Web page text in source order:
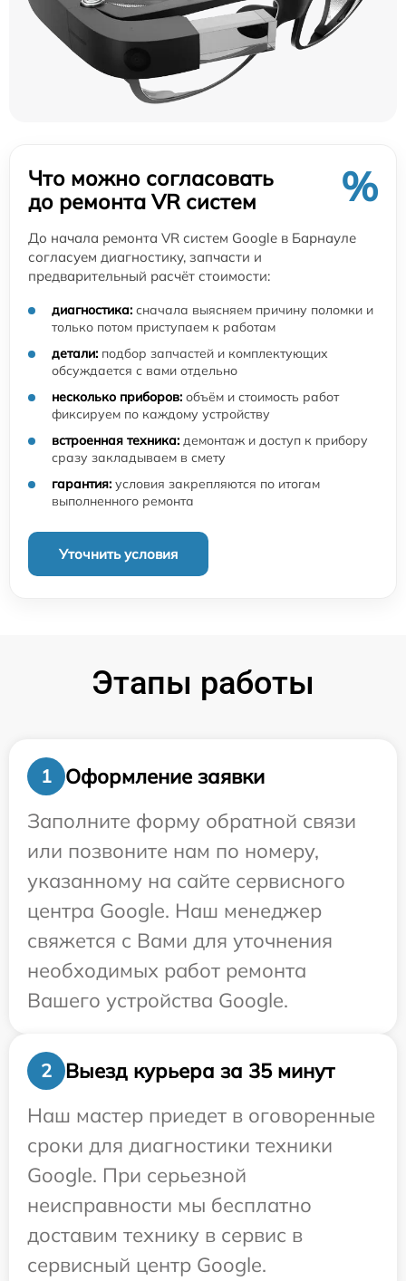
Что можно согласовать
до ремонта VR систем
%
До начала ремонта VR систем Google в Барнауле
согласуем диагностику, запчасти и
предварительный расчёт стоимости:
диагностика: сначала выясняем причину поломки и
только потом приступаем к работам
детали: подбор запчастей и комплектующих
обсуждается с вами отдельно
несколько приборов: объём и стоимость работ
фиксируем по каждому устройству
встроенная техника: демонтаж и доступ к прибору
сразу закладываем в смету
гарантия: условия закрепляются по итогам
выполненного ремонта
Уточнить условия
Этапы работы
1
Оформление заявки
Заполните форму обратной связи
или позвоните нам по номеру,
указанному на сайте сервисного
центра Google. Наш менеджер
свяжется с Вами для уточнения
необходимых работ ремонта
Вашего устройства Google.
2
Выезд курьера за 35 минут
Наш мастер приедет в оговоренные
сроки для диагностики техники
Google. При серьезной
неисправности мы бесплатно
доставим технику в сервис в
сервисный центр Google.